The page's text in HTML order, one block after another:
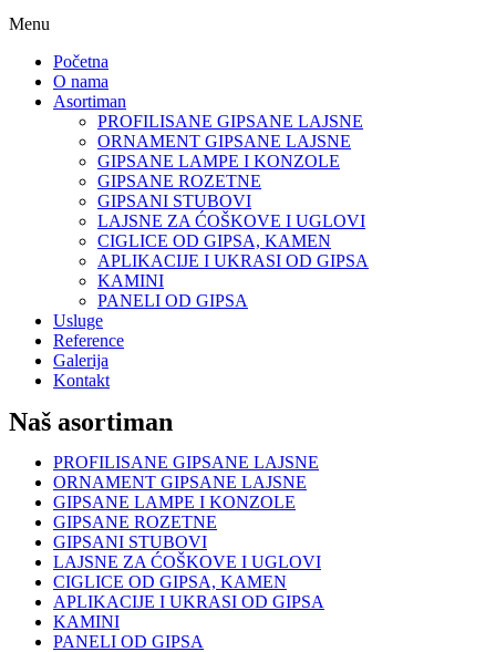
Menu
Početna
O nama
Asortiman
PROFILISANE GIPSANE LAJSNE
ORNAMENT GIPSANE LAJSNE
GIPSANE LAMPE I KONZOLE
GIPSANE ROZETNE
GIPSANI STUBOVI
LAJSNE ZA ĆOŠKOVE I UGLOVI
CIGLICE OD GIPSA, KAMEN
APLIKACIJE I UKRASI OD GIPSA
KAMINI
PANELI OD GIPSA
Usluge
Reference
Galerija
Kontakt
Naš asortiman
PROFILISANE GIPSANE LAJSNE
ORNAMENT GIPSANE LAJSNE
GIPSANE LAMPE I KONZOLE
GIPSANE ROZETNE
GIPSANI STUBOVI
LAJSNE ZA ĆOŠKOVE I UGLOVI
CIGLICE OD GIPSA, KAMEN
APLIKACIJE I UKRASI OD GIPSA
KAMINI
PANELI OD GIPSA